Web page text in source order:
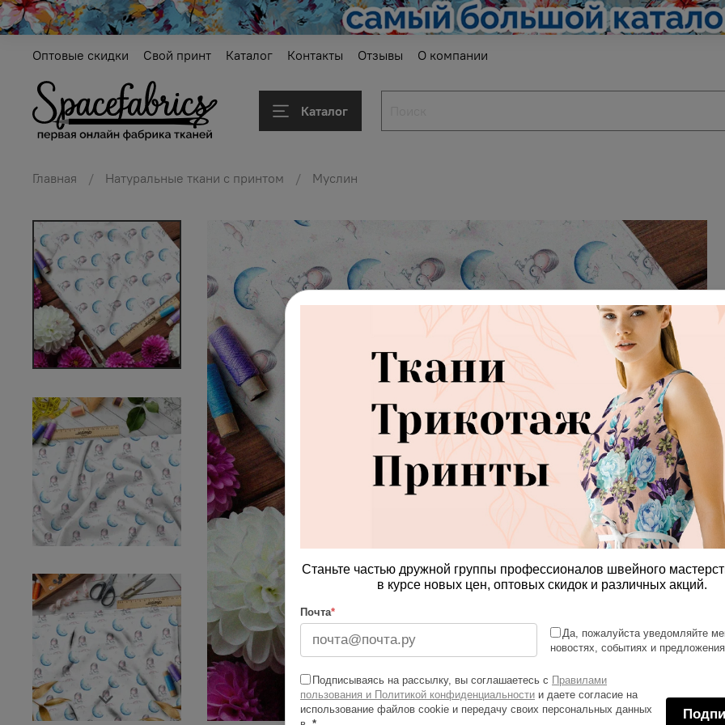
Оптовые скидки Свой принт Каталог Контакты Отзывы О компании
Каталог
Главная Натуральные ткани с принтом Муслин
Станьте частью дружной группы профессионалов швейного
в курсе новых цен, оптовых скидок и различных акций.
Почта*
Да, пожалуйста уведомляйте
новостях, событиях и
Подписываясь на рассылку, вы соглашаетесь с Правилами
пользования и Политикой конфиденциальности и даете согласие на
использование файлов cookie и передачу своих персональных данных